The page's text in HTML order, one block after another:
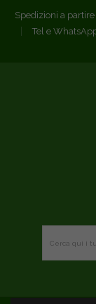
Spedizioni a
Tel e